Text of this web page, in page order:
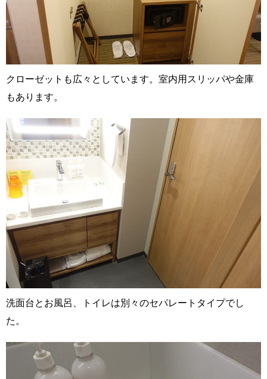
クローゼットも広々としています。室内用スリッパや金庫
もあります。
洗面台とお風呂、トイレは別々のセパレートタイプでし
た。